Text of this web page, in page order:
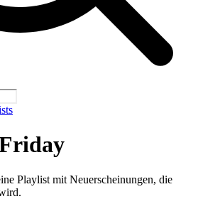
Playlist mit Neuerscheinungen, die